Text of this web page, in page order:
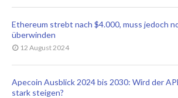
Ethereum strebt nach $4.000, muss jedoch
überwinden
12 August 2024
Apecoin Ausblick 2024 bis 2030: Wird der
stark steigen?